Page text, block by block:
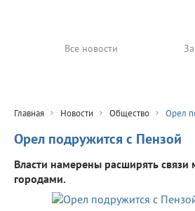
Все новости
Главная Новости Общество Орел
Орел подружится с Пензой
Власти намерены расширять
городами.